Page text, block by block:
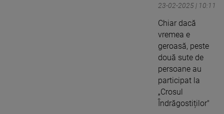
23-02-2025 | 10:11
Chiar dacă
vremea e
geroasă, peste
două sute de
persoane au
participat la
„Crosul
Îndrăgostiților"